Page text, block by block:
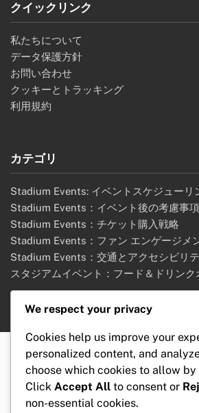
クイックリンク
私たちについて
データ保護方針
お問い合わせ
クッキーとトラッキング
利用規約
カテゴリ
Stadium Events: イベントスケジューリ
Stadium Events：イベント後の考慮事項
Stadium Events：チケット購入戦略
Stadium Events：ファン エンゲージメ
Stadium Events：交通とアクセシビリ
スタジアムイベント：フード＆ドリンク
We respect your privacy
Cookies help us improve your
personalized content, and
choose which cookies to allow
Click Accept All to consent or
non-essential cookies.